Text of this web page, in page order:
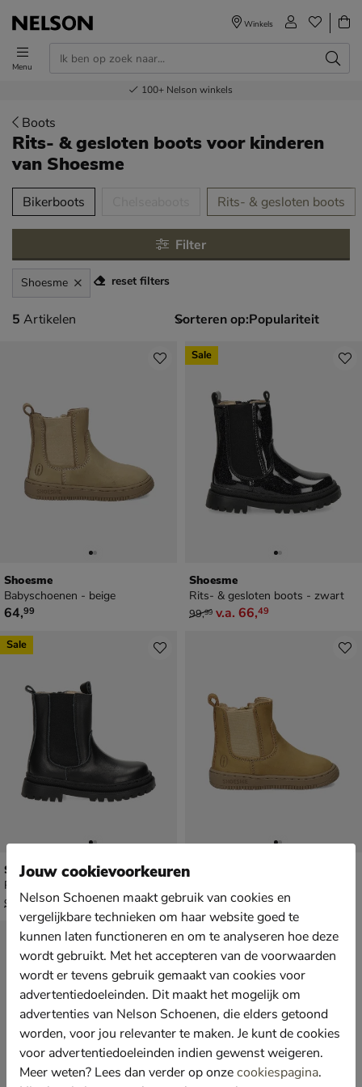
Menu
Winkels
Voor 23.00u besteld,volgende dag in huis
Gratisverzending en retour
Bestel nu,betaal later
100+ Nelson winkels
Boots
Rits- & gesloten boots voor kinderen
van Shoesme
over
Bikerboots Rits- & gesloten boots
Filter
Shoesme reset filters
5 artikelen
5 Artikelen Sorteren op:
Shoesme
Babyschoenen - beige
€ 64,99
64,99
Shoesme
Rits- & gesloten boots - zwart
van € 99,99 vanaf € 66,49
99,99 v.a. 66,49
Sale
Shoesme
Rits- & gesloten boots - zwart
van € 99,99 vanaf € 66,49
99 99 v.a.66,49
Sale
Shoesme
€ 64,99
64,99
Jouw cookievoorkeuren
Nelson Schoenen maakt gebruik van cookies en
vergelijkbare technieken om haar website goed te
kunnen laten functioneren en om te analyseren hoe deze
wordt gebruikt. Met het accepteren van de voorwaarden
wordt er tevens gebruik gemaakt van cookies voor
advertentiedoeleinden. Dit maakt het mogelijk om
advertenties van Nelson Schoenen, die elders getoond
worden, voor jou relevanter te maken. Je kunt de cookies
voor advertentiedoeleinden indien gewenst weigeren.
Meer weten? Lees dan verder op onzecookiespagina.